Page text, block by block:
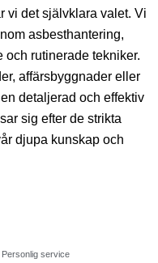
vi det självklara valet. Vi
asbesthantering,
och rutinerade tekniker.
affärsbyggnader eller
detaljerad och effektiv
sig efter de strikta
djupa kunskap och
trygg med ditt projekt är
Hör av dig idag för
bedömning.
Personlig service